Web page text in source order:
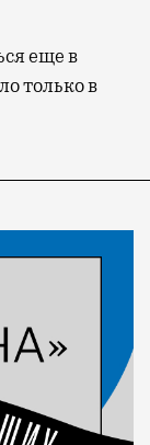
только в